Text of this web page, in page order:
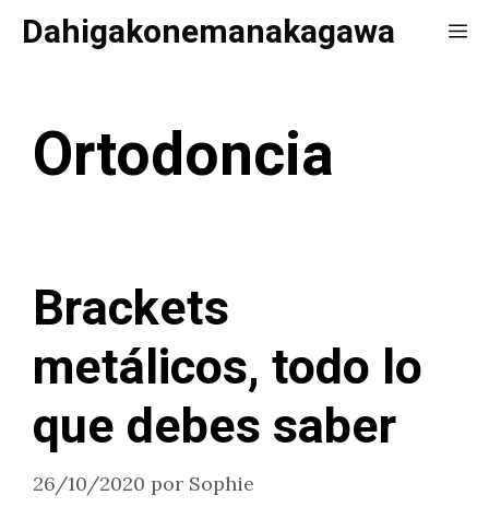
SaltarDahigakonemanakagawa
Ortodoncia
Brackets
metálicos, todo lo
que debes saber
26/10/2020 por Sophie